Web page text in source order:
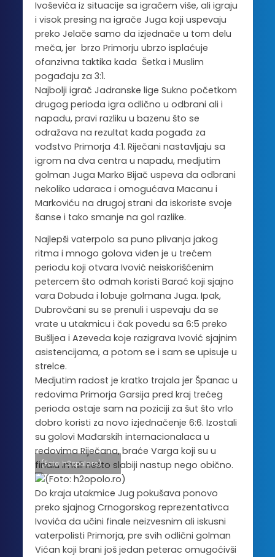
Ivoševića iz situacije sa igračem više, ali igraju
i visok presing na igrače Juga koji uspevaju
preko Jelače samo da izjednače u tom delu
meča, jer brzo Primorju ubrzo isplaćuje
ofanzivna taktika kada Šetka i Muslim
pogađaju za 3:1.
Najbolji igrač Jadranske lige Sukno početkom
drugog perioda igra odlično u odbrani ali i
napadu, pravi razliku u bazenu što se
odražava na rezultat kada pogađa za
vođstvo Primorja 4:1. Riječani nastavljaju sa
igrom na dva centra u napadu, medjutim
golman Juga Marko Bijač uspeva da odbrani
nekoliko udaraca i omogućava Macanu i
Markoviću na drugoj strani da iskoriste svoje
šanse i tako smanje na gol razlike.
Najlepši vaterpolo sa puno plivanja jakog
ritma i mnogo golova viđen je u trećem
periodu koji otvara Ivović neiskorišćenim
petercem što odmah koristi Barać koji sjajno
vara Dobuda i lobuje golmana Juga. Ipak,
Dubrovčani su se prenuli i uspevaju da se
vrate u utakmicu i čak povedu sa 6:5 preko
Bušljea i Azeveda koje razigrava Ivović sjajnim
asistencijama, a potom se i sam se upisuje u
strelce.
Medjutim radost je kratko trajala jer Španac u
redovima Primorja Garsija pred kraj trećeg
perioda ostaje sam na poziciji za šut što vrlo
dobro koristi za novo izjednačenje 6:6. Izostali
su golovi Mađarskih internacionalaca u
redovima Riječana, braće Varga koji su u
finalu imali nešto slabiji nastup nego obično.
(Foto: h2opolo.ro)
Do kraja utakmice Jug pokušava ponovo
preko sjajnog Crnogorskog reprezentativca
Ivovića da učini finale neizvesnim ali iskusni
vaterpolisti Primorja, pre svih odlični golman
Vićan koji brani još jedan peterac omugoćivši